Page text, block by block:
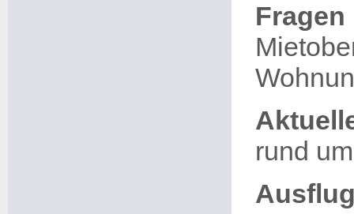
rund